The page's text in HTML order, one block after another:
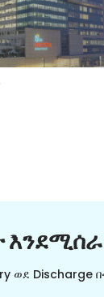
እንደሚሰራ
ወደ Discharge